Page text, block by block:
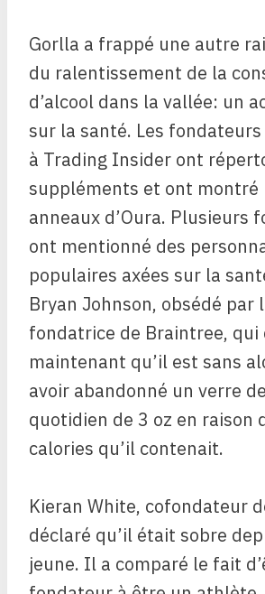
Gorlla a frappé une autre
du ralentissement de la
d’alcool dans la vallée: un
sur la santé. Les
à Trading Insider ont
suppléments et ont montré
anneaux d’Oura. Plusieurs
ont mentionné des
populaires axées sur la
Bryan Johnson, obsédé par
fondatrice de Braintree, qui
maintenant qu’il est sans
avoir abandonné un verre
quotidien de 3 oz en raison
calories qu’il contenait.
Kieran White, cofondateur
déclaré qu’il était sobre
jeune. Il a comparé le fait